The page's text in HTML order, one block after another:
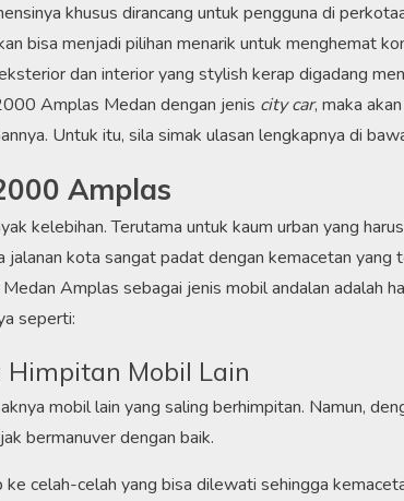
khusus dirancang untuk pengguna di
bisa menjadi pilihan menarik untuk menghemat
dan interior yang stylish kerap digadang
Amplas Medan dengan jenis city car, maka
Untuk itu, sila simak ulasan lengkapnya di
Amplas
kelebihan. Terutama untuk kaum urban yang harus
jalanan kota sangat padat dengan kemacetan yang
Amplas sebagai jenis mobil andalan adalah
seperti:
Himpitan Mobil Lain
mobil lain yang saling berhimpitan. Namun,
bermanuver dengan baik.
celah-celah yang bisa dilewati sehingga